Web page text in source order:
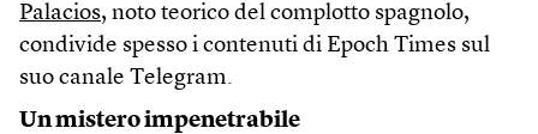
Palacios, noto teorico del complotto spagnolo,
condivide spesso i contenuti di Epoch Times sul
suo canale Telegram.
Un mistero impenetrabile